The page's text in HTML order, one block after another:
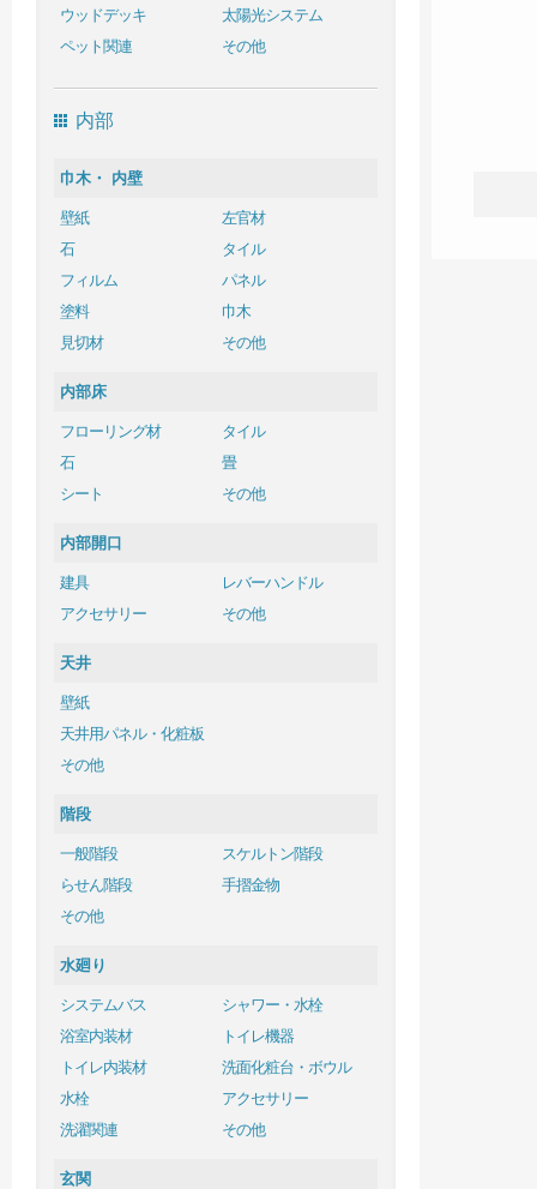
ウッドデッキ
太陽光システム
ペット関連
その他
内部
巾木・ 内壁
壁紙
左官材
石
タイル
フィルム
パネル
塗料
巾木
見切材
その他
内部床
フローリング材
タイル
石
畳
シート
その他
内部開口
建具
レバーハンドル
アクセサリー
その他
天井
壁紙
天井用パネル・化粧板
その他
階段
一般階段
スケルトン階段
らせん階段
手摺金物
その他
水廻り
システムバス
シャワー・水栓
浴室内装材
トイレ機器
トイレ内装材
洗面化粧台・ボウル
水栓
アクセサリー
洗濯関連
その他
玄関